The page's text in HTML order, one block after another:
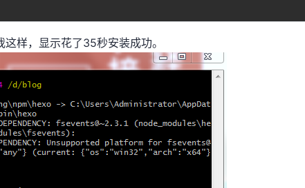
样，显示花了35秒安装成功。